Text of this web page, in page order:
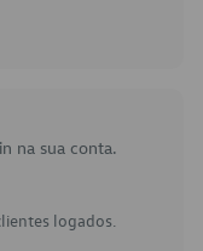
na sua conta.
logados.